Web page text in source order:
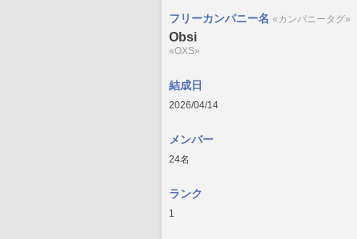
フリーカンパニー名 «カンパニータグ»
Obsi
«OXS»
結成日
2026/04/14
メンバー
24名
ランク
1